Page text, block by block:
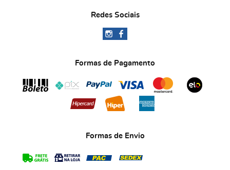
Redes Sociais
Formas de Pagamento
Formas de Envio